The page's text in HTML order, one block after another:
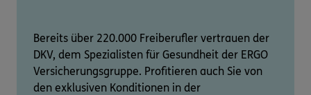
Bereits über 220.000 Freiberufler vertrauen der
DKV, dem Spezialisten für Gesundheit der ERGO
Versicherungsgruppe. Profitieren auch Sie von
den exklusiven Konditionen in der